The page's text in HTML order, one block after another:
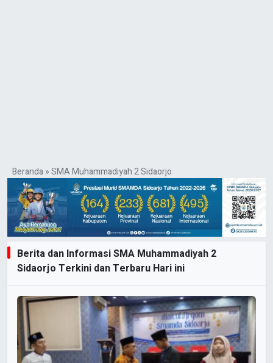
Beranda»SMA Muhammadiyah 2 Sidaorjo
Berita dan Informasi SMA Muhammadiyah 2
Sidaorjo Terkini dan Terbaru Hari ini